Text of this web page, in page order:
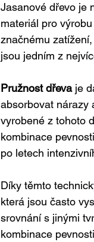
Jasanové dřevo je
materiál pro
značnému
jsou jedním z
Pružnost dřeva je
absorbovat nárazy
vyrobené z tohoto
kombinace
po letech
Díky těmto
která jsou často
srovnání s jinými
kombinace